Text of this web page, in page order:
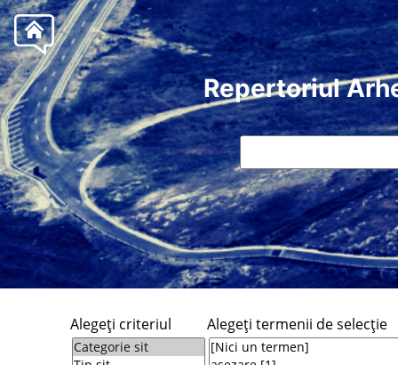
Repertoriul
Alegeţi criteriul Alegeţi termenii de selecţie